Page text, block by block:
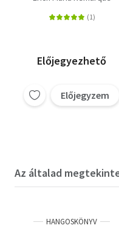
Előjegyezhető
Előjegyzem
Az általad
HANGOSKÖNYV